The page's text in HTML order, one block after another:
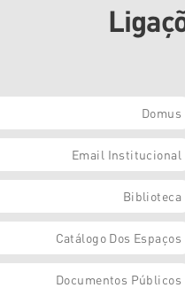
Domus
Email Institucional
Biblioteca
Catálogo Dos Espaços
Documentos Públicos